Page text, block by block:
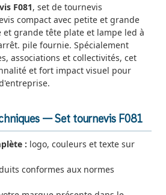
F081, set de tournevis
compact avec petite et grande
grande tête plate et lampe led à
pile fournie. Spécialement
associations et collectivités, cet
et fort impact visuel pour
— Set tournevis F081
: logo, couleurs et texte sur
conformes aux normes